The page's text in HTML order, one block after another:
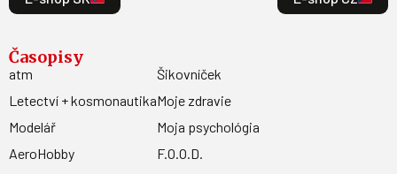
Časopisy
atm
Letectví + kosmonautika
Modelář
AeroHobby
Šikovníček
Moje zdravie
Moja psychológia
F.O.O.D.